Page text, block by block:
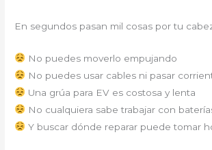
En segundos pasan mil cosas por tu
No puedes moverlo empujando
No puedes usar cables ni pasar
Una grúa para EV es costosa y lenta
No cualquiera sabe trabajar con
Y buscar dónde reparar puede tomar